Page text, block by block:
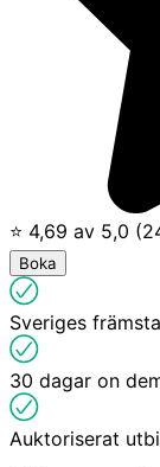
⭐ 4,69 av 5,0
Boka
Sveriges
30 dagar on
Auktoriserat